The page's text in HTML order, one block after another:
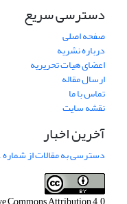
دسترسی سریع
صفحه اصلی
درباره نشریه
اعضای هیات تحریریه
ارسال مقاله
تماس با ما
نقشه سایت
آخرین اخبار
دسترسی به مقالات از شماره 1 الی 65 پژوهشهای جغرافیایی